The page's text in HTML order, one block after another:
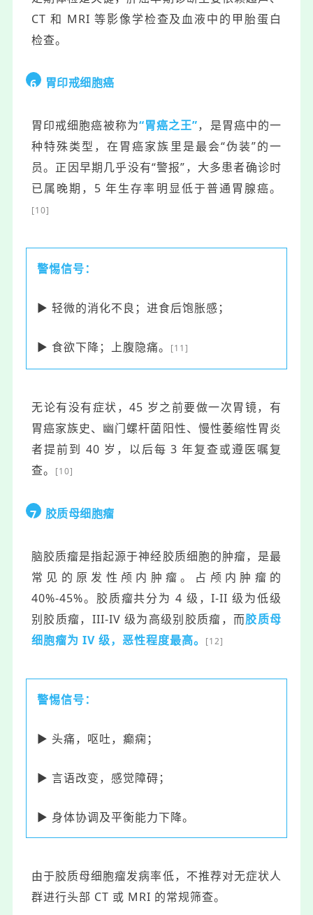
CT 和 MRI 等影像学检查及血液中的甲胎蛋白
检查。
6 胃印戒细胞癌
胃印戒细胞癌被称为“胃癌之王”，是胃癌中的一
种特殊类型，在胃癌家族里是最会“伪装”的一
员。正因早期几乎没有“警报”，大多患者确诊时
已属晚期，5 年生存率明显低于普通 胃 腺癌。
[10]
警惕信号：
▶ 轻微的消化不良；进食后饱胀感；
▶ 食欲下降；上腹隐痛。 [11]
无论有没有症状，45 岁之前要做一次胃镜，有
胃癌家族史、幽门螺杆菌阳性、慢性萎缩性胃炎
者提前到 40 岁，以后每 3 年复查或遵医嘱复
查。
[10]
7 胶质母细胞瘤
脑胶质瘤是指起源于神经胶质细胞的肿瘤，是最
常见的原发性颅内肿瘤。占颅内肿瘤的
40%-45%。胶质瘤共分为 4 级，I-II 级为低级
别胶质瘤，III-IV 级为高级别胶质瘤，而胶质母
细胞瘤为 IV 级，恶性程度最高。
[12]
警惕信号：
▶ 头痛，呕吐，癫痫；
▶ 言语改变，感觉障碍；
▶ 身体协调及平衡能力下降。
由于胶质母细胞瘤发病率低，不推荐对无症状人
群进行头部 CT 或 MRI 的常规筛查。